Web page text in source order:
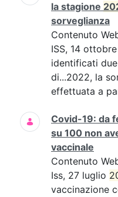
la stagione
sorveglianza
Contenuto
ISS, 14 ottobre
identificati
di...2022, la
effettuata a
Covid-19: da
su 100 non
vaccinale
Contenuto
Iss, 27 luglio
vaccinazione